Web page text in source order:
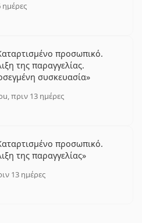
από 5
προσωπικό.
της παραγγελίας.
συσκευασία
πριν 13 ημέρες
από 5
προσωπικό.
της παραγγελίας
13 ημέρες
από 5